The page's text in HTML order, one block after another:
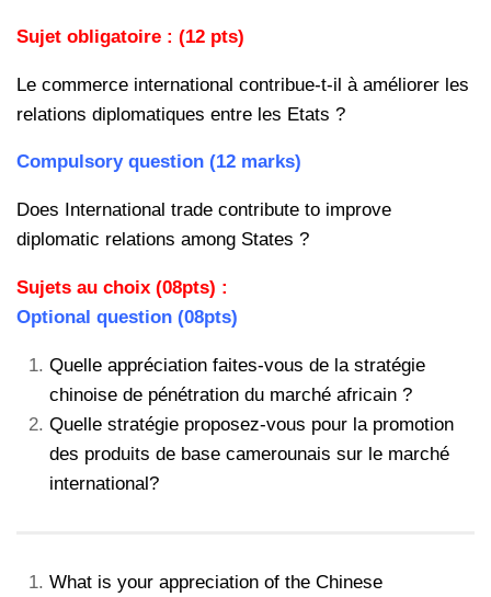
Sujet obligatoire : (12 pts)
Le commerce international contribue-t-il à améliorer les
relations diplomatiques entre les Etats ?
Compulsory question (12 marks)
Does International trade contribute to improve
diplomatic relations among States ?
Sujets au choix (08pts) :
Optional question (08pts)
Quelle appréciation faites-vous de la stratégie
chinoise de pénétration du marché africain ?
Quelle stratégie proposez-vous pour la promotion
des produits de base camerounais sur le marché
international?
What is your appreciation of the Chinese